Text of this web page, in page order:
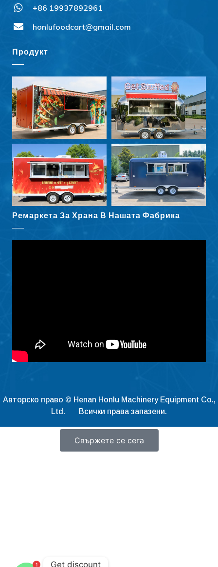
+86 19937892961
honlufoodcart@gmail.com
Продукт
Ремаркета За Храна В Нашата Фабрика
Авторско право © Henan Honlu Machinery Equipment Co.,
Ltd. Всички права запазени.
Свържете се сега
العربية
Nederlands
Shqip
Čeština
Slovenščina
Nederlands (België)
हिन्दी
Norsk bokmål
Slovenčina
Svenska
1 Get discount